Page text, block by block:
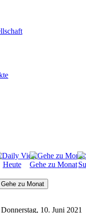
Heute Gehe zu Monat
Gehe zu Monat
Donnerstag, 10. Juni 2021